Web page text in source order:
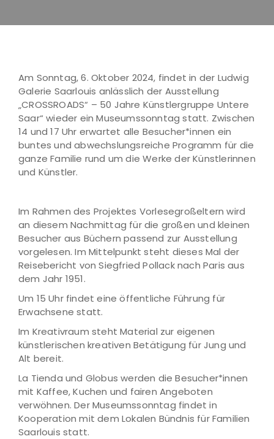
Am Sonntag, 6. Oktober 2024, findet in der Ludwig
Galerie Saarlouis anlässlich der Ausstellung
„CROSSROADS“ – 50 Jahre Künstlergruppe Untere
Saar“ wieder ein Museumssonntag statt. Zwischen
14 und 17 Uhr erwartet alle Besucher*innen ein
buntes und abwechslungsreiche Programm für die
ganze Familie rund um die Werke der Künstlerinnen
und Künstler.
Im Rahmen des Projektes Vorlesegroßeltern wird
an diesem Nachmittag für die großen und kleinen
Besucher aus Büchern passend zur Ausstellung
vorgelesen. Im Mittelpunkt steht dieses Mal der
Reisebericht von Siegfried Pollack nach Paris aus
dem Jahr 1951.
Um 15 Uhr findet eine öffentliche Führung für
Erwachsene statt.
Im Kreativraum steht Material zur eigenen
künstlerischen kreativen Betätigung für Jung und
Alt bereit.
La Tienda und Globus werden die Besucher*innen
mit Kaffee, Kuchen und fairen Angeboten
verwöhnen. Der Museumssonntag findet in
Kooperation mit dem Lokalen Bündnis für Familien
Saarlouis statt.